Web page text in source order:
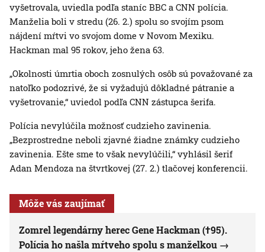
vyšetrovala, uviedla podľa staníc BBC a CNN polícia.
Manželia boli v stredu (26. 2.) spolu so svojím psom
nájdení mŕtvi vo svojom dome v Novom Mexiku.
Hackman mal 95 rokov, jeho žena 63.
„Okolnosti úmrtia oboch zosnulých osôb sú považované za
natoľko podozrivé, že si vyžadujú dôkladné pátranie a
vyšetrovanie,“ uviedol podľa CNN zástupca šerifa.
Polícia nevylúčila možnosť cudzieho zavinenia.
„Bezprostredne neboli zjavné žiadne známky cudzieho
zavinenia. Ešte sme to však nevylúčili,“ vyhlásil šerif
Adan Mendoza na štvrtkovej (27. 2.) tlačovej konferencii.
Môže vás zaujímať
Zomrel legendárny herec Gene Hackman (†95).
Polícia ho našla mŕtveho spolu s manželkou